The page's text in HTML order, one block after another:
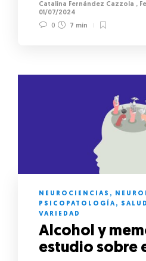
Catalina Fernández Cazzola ,
01/07/2024
0
7 min
NEUROCIENCIAS ,
PSICOPATOLOGÍA,
VARIEDAD
Alcohol y
estudio sobre